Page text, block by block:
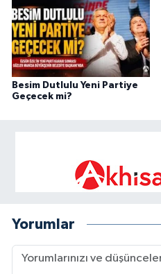
Besim Dutlulu Yeni Partiye
Geçecek mi?
Yorumlar